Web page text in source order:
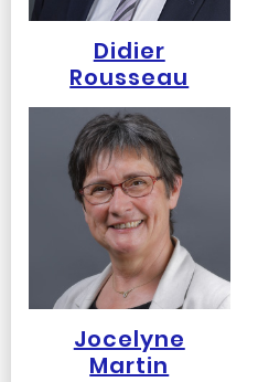
Didier
Rousseau
Jocelyne
Martin